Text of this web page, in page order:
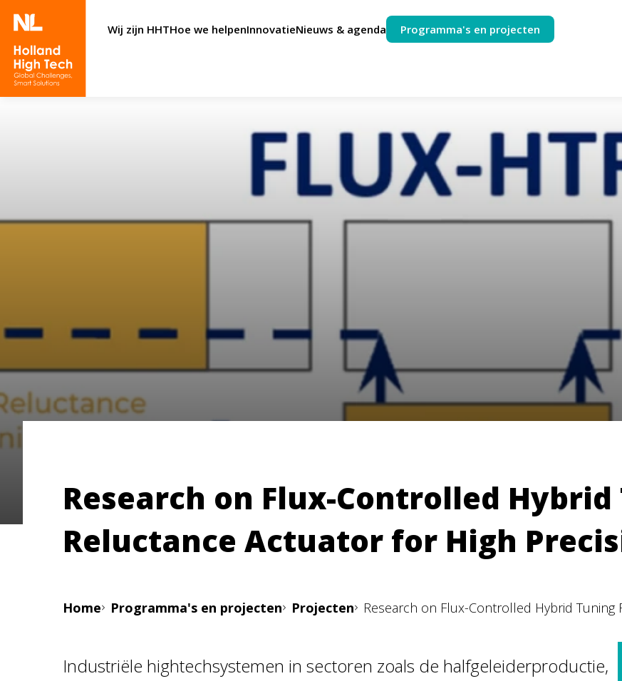
Wij zijn HHTHoe we helpenInnovatieNieuws & agenda Programma's en projecten
Research on Flux-Controlled
Reluctance Actuator for High
Home Programma's en projecten Projecten Research on Flux-Controlled Hybrid
Industriële hightechsystemen in sectoren zoals de halfgeleiderproductie,